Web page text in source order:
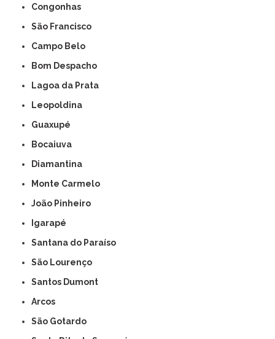
Congonhas
São Francisco
Campo Belo
Bom Despacho
Lagoa da Prata
Leopoldina
Guaxupé
Bocaiuva
Diamantina
Monte Carmelo
João Pinheiro
Igarapé
Santana do Paraíso
São Lourenço
Santos Dumont
Arcos
São Gotardo